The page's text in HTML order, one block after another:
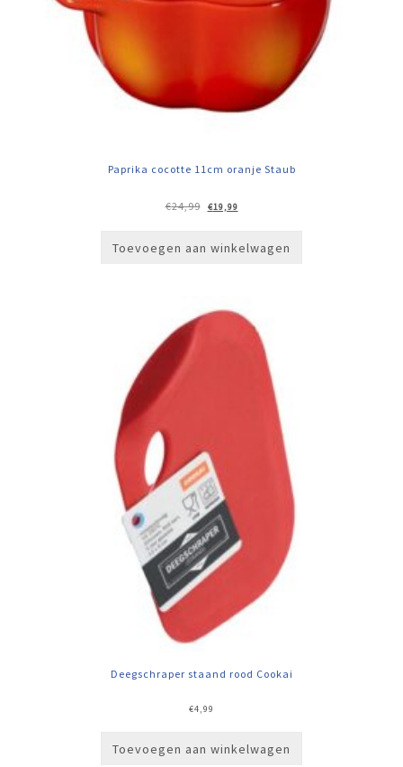
Paprika cocotte 11cm oranje Staub
€24,99
Oorspronkelijke
prijs
€19,99Huidige
prijs
Toevoegen aan winkelwagen
Deegschraper staand rood Cookai
€4,99
Toevoegen aan winkelwagen